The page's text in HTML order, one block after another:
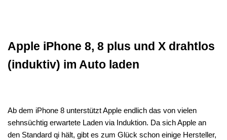
Apple iPhone 8, 8 plus und X drahtlos
(induktiv) im Auto laden
Ab dem iPhone 8 unterstützt Apple endlich das von vielen
sehnsüchtig erwartete Laden via Induktion. Da sich Apple an
den Standard qi hält, gibt es zum Glück schon einige Hersteller,